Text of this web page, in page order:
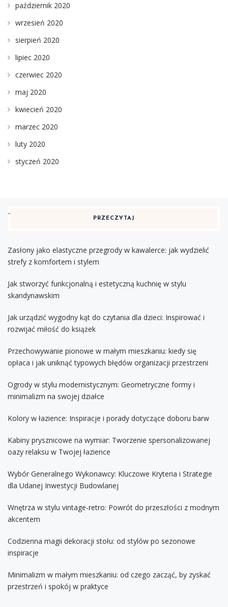
październik 2020
wrzesień 2020
sierpień 2020
lipiec 2020
czerwiec 2020
maj 2020
kwiecień 2020
marzec 2020
luty 2020
styczeń 2020
PRZECZYTAJ
Zasłony jako elastyczne przegrody w kawalerce: jak wydzielić
strefy z komfortem i stylem
Jak stworzyć funkcjonalną i estetyczną kuchnię w stylu
skandynawskim
Jak urządzić wygodny kąt do czytania dla dzieci: Inspirować i
rozwijać miłość do książek
Przechowywanie pionowe w małym mieszkaniu: kiedy się
opłaca i jak uniknąć typowych błędów organizacji przestrzeni
Ogrody w stylu modernistycznym: Geometryczne formy i
minimalizm na swojej działce
Kolory w łazience: Inspiracje i porady dotyczące doboru barw
Kabiny prysznicowe na wymiar: Tworzenie spersonalizowanej
oazy relaksu w Twojej łazience
Wybór Generalnego Wykonawcy: Kluczowe Kryteria i Strategie
dla Udanej Inwestycji Budowlanej
Wnętrza w stylu vintage-retro: Powrót do przeszłości z modnym
akcentem
Codzienna magii dekoracji stołu: od stylów po sezonowe
inspiracje
Minimalizm w małym mieszkaniu: od czego zacząć, by zyskać
przestrzeń i spokój w praktyce